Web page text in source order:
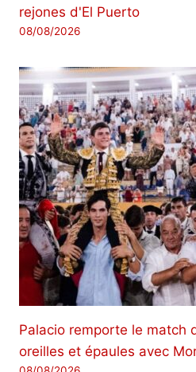
rejones d'El Puerto
08/08/2026
Palacio remporte le match
oreilles et épaules avec